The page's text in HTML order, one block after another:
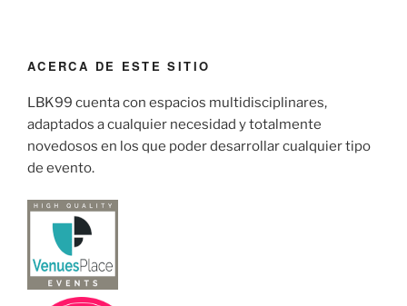
ACERCA DE ESTE SITIO
LBK99 cuenta con espacios multidisciplinares,
adaptados a cualquier necesidad y totalmente
novedosos en los que poder desarrollar cualquier tipo
de evento.